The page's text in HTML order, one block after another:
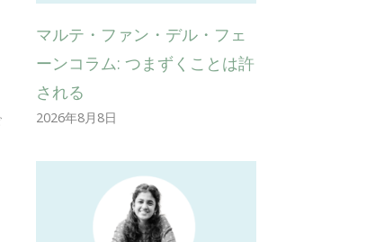
マルテ・ファン・デル・フェ
ーンコラム: つまずくことは許
される
2026年8月8日